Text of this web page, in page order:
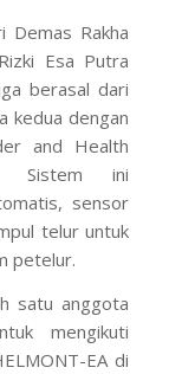
Demas Rakha
Esa Putra
berasal dari
kedua dengan
and Health
Sistem ini
sensor
telur untuk
petelur.
satu anggota
mengikuti
EA di